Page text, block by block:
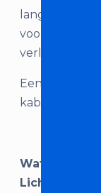
lange DMX-
voornamelijk
verlichting en
Een langere
kabels in
Wat je krijgt
Licht en